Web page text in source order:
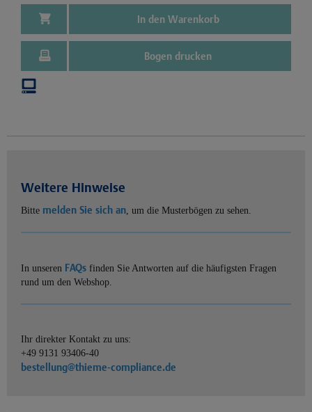
In den Warenkorb
Bogen drucken
Weitere Hinweise
Bitte melden Sie sich an, um die Musterbögen zu sehen.
In unseren FAQs finden Sie Antworten auf die häufigsten Fragen
rund um den Webshop.
Ihr direkter Kontakt zu uns:
+49 9131 93406-40
bestellung@thieme-compliance.de